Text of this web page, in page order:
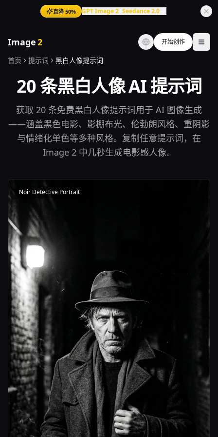
直降 50% GPT Image 2+ Seedance 2.0
Image2 开始创作
首页
提示词 黑白人像提示词
20 条黑白人像 AI 提示词
获取 20 条免费黑白人像提示词用于 AI 图像生成
——涵盖黑色电影、影棚布光、伦勃朗风格、重阴影
与情绪化单色等多种风格。复制任意提示词，在
Image 2 中几秒生成电影感人像。
Noir Detective Portrait